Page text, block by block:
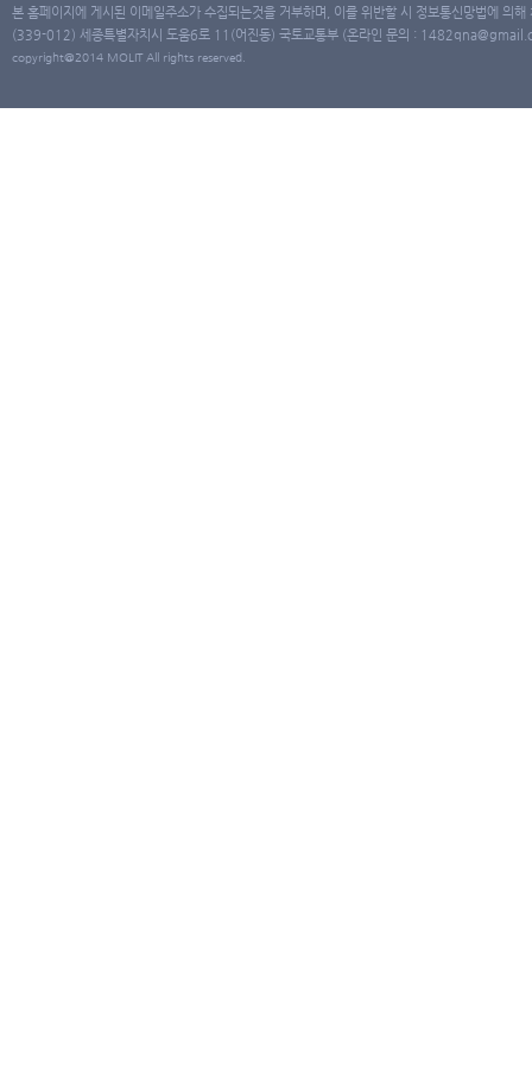
본 홈페이지에 게시된 이메일주소가 수집되는것을 거부하며, 이를 위반할 시 정보통신망법에 의
(339-012) 세종특별자치시 도움6로 11(어진동) 국토교통부 (온라인 문의 :
copyright@2014 MOLIT All rights reserved.